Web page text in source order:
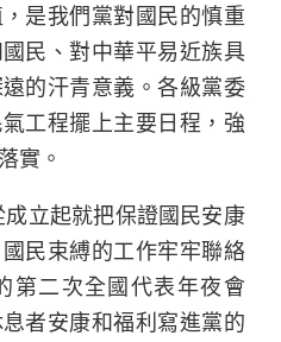
是我們黨對國民的慎重
民、對中華平易近族具
的汗青意義。各級黨委
工程擺上主要日程，強
實。
成立起就把保證國民安康
民束縛的工作牢牢聯絡
第二次全國代表年夜會
者安康和福利寫進黨的